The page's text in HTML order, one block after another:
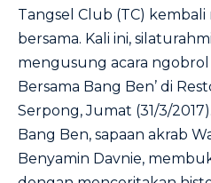
Tangsel Club (TC)
bersama. Kali ini,
mengusung acara ngobrol
Bersama Bang Ben’ di
Serpong, Jumat (31/3/2017).
Bang Ben, sapaan akrab
Benyamin Davnie,